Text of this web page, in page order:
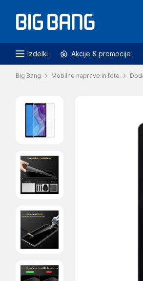
Izdelki Akcije & promocije
Big Bang Mobilne naprave in foto